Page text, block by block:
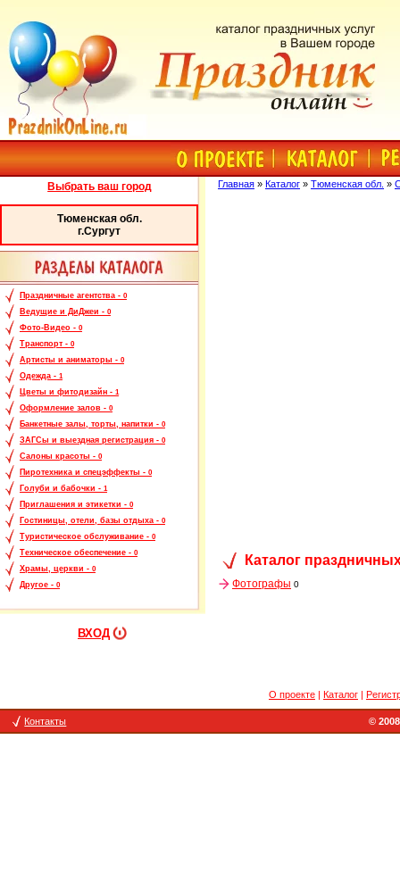
Выбрать ваш город
Тюменская обл.
г.Сургут
Праздничные агентства - 0
Ведущие и ДиДжеи - 0
Фото-Видео - 0
Транспорт - 0
Артисты и аниматоры - 0
Одежда - 1
Цветы и фитодизайн - 1
Оформление залов - 0
Банкетные залы, торты, напитки - 0
ЗАГСы и выездная регистрация - 0
Салоны красоты - 0
Пиротехника и спецэффекты - 0
Голуби и бабочки - 1
Приглашения и этикетки - 0
Гостиницы, отели, базы отдыха - 0
Туристическое обслуживание - 0
Техническое обеспечение - 0
Храмы, церкви - 0
Другое - 0
ВХОД
Главная » Каталог » Тюменская обл. »
Каталог
Фотографы 0
О проекте Каталог
Контакты ©